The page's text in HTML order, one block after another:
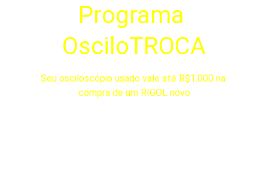
Programa
OsciloTROCA
Seu osciloscópio usado vale até R$1.000 na
compra de um RIGOL novo